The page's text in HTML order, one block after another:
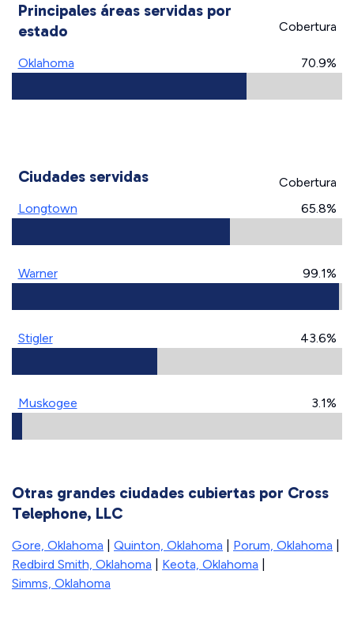
Principales áreas servidas por
estado
Cobertura
Oklahoma 70.9%
Ciudades servidas
Cobertura
Longtown
65.8%
Warner 99.1%
Stigler 43.6%
Muskogee 3.1%
Otras grandes ciudades cubiertas por Cross
Telephone, LLC
Gore, Oklahoma Quinton, Oklahoma Porum, Oklahoma
Redbird Smith, Oklahoma
Keota, Oklahoma
Simms, Oklahoma